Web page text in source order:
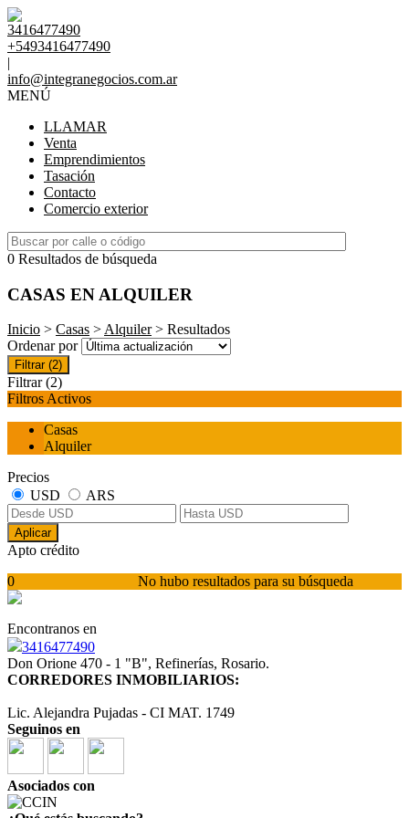
3416477490
+5493416477490
|
info@integranegocios.com.ar
MENÚ
LLAMAR
Venta
Emprendimientos
Tasación
Contacto
Comercio exterior
0 Resultados de búsqueda
CASAS EN ALQUILER
Inicio > Casas >Alquiler> Resultados
Ordenar por
Filtrar (2)
Filtrar (2)
Filtros Activos
Casas
Alquiler
Precios
USD
ARS
Aplicar
Apto crédito
No hubo resultados para su búsqueda
0
Encontranos en
3416477490
Don Orione 470 - 1 "B", Refinerías, Rosario.
CORREDORES INMOBILIARIOS:
Lic. Alejandra Pujadas - CI MAT. 1749
Seguinos en
Asociados con